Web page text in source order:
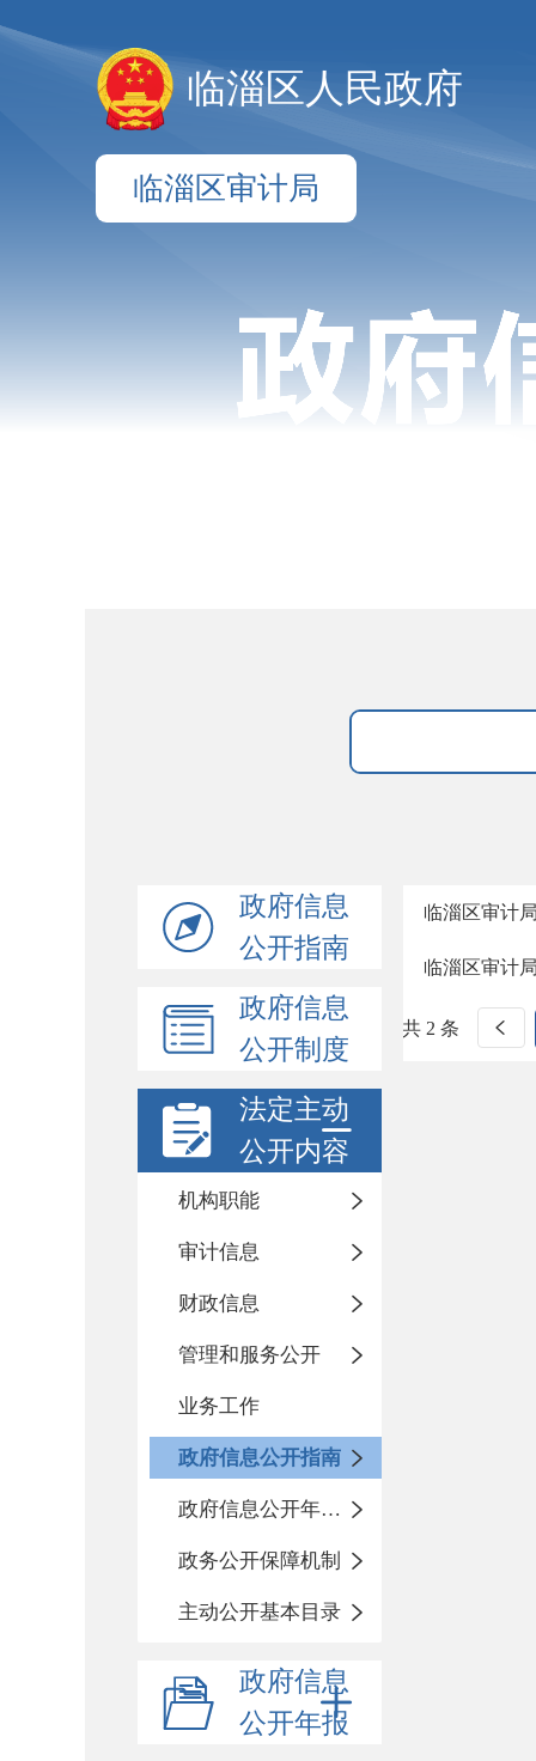
临淄区人民政府
临淄区审计局
政府信息
公开指南
政府信息
公开制度
法定主动
公开内容
机构职能
审计信息
财政信息
管理和服务公开
业务工作
政府信息公开指南
政府信息公开年度报告
政务公开保障机制
主动公开基本目录
政府信息
公开年报
临淄区审计
临淄区审计
共 2 条